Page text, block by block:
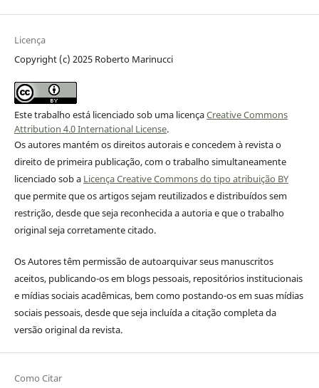
Licença
Copyright (c) 2025 Roberto Marinucci
Este trabalho está licenciado sob uma licençaCreative Commons
Attribution 4.0 International License.
Os autores mantém os direitos autorais e concedem à revista o
direito de primeira publicação, com o trabalho simultaneamente
licenciado sob a Licença Creative Commons do tipo atribuição BY
que permite que os artigos sejam reutilizados e distribuídos sem
restrição, desde que seja reconhecida a autoria e que o trabalho
original seja corretamente citado.
Os Autores têm permissão de autoarquivar seus manuscritos
aceitos, publicando-os em blogs pessoais, repositórios institucionais
e mídias sociais acadêmicas, bem como postando-os em suas mídias
sociais pessoais, desde que seja incluída a citação completa da
versão original da revista.
Como Citar